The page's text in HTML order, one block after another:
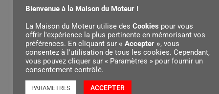
parallèlement vers le sol. Pour le BGA 85 et le
Contenu par
Bienvenue à la Maison du Moteur !
La Maison du Moteur utilise des Cookies pour vous
offrir l'expérience la plus pertinente en mémorisant vos
préférences. En cliquant sur « Accepter », vous
consentez à l'utilisation de tous les cookies. Cependant,
vous pouvez cliquer sur « Paramètres » pour fournir un
consentement contrôlé.
PARAMETRES ACCEPTER